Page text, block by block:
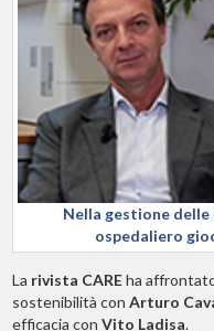
Nella gestione delle
ospedaliero
La rivista CAREha
sostenibilità con Arturo
efficacia con Vito Ladisa.